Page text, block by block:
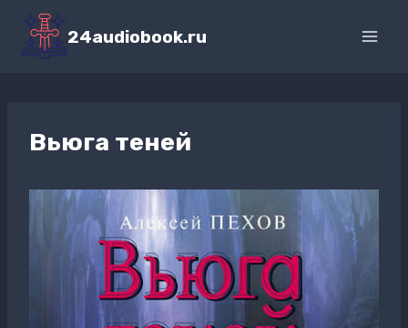
Перейти
содержимому
24audiobook.ru
Вьюга теней